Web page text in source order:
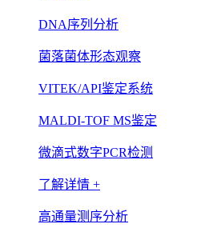
DNA序列分析
菌落菌体形态观察
VITEK/API鉴定系统
MALDI-TOF MS鉴定
微滴式数字PCR检测
了解详情 +
高通量测序分析